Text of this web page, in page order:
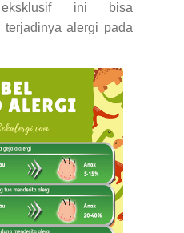
ini bisa
terjadinya alergi pada